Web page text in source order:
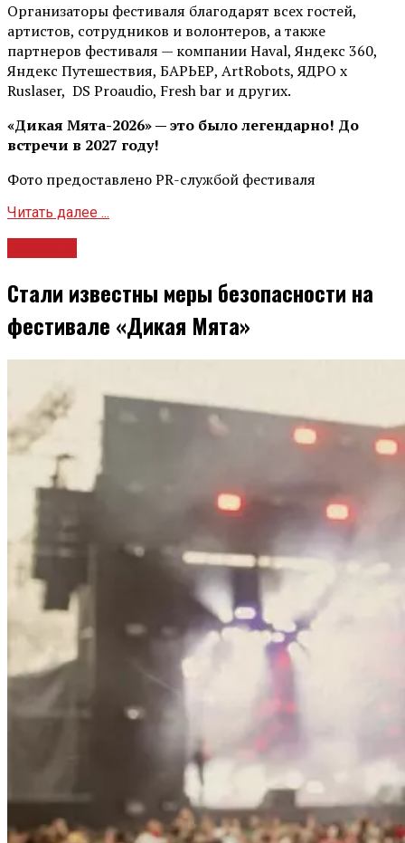
Организаторы фестиваля благодарят всех гостей,
артистов, сотрудников и волонтеров, а также
партнеров фестиваля — компании Haval, Яндекс 360,
Яндекс Путешествия, БАРЬЕР, ArtRobots, ЯДРО х
Ruslaser, DS Proaudio, Fresh bar и других.
«Дикая Мята-2026» — это было легендарно! До
встречи в 2027 году!
Фото предоставлено PR-службой фестиваля
Читать далее ...
Стали известны меры безопасности на
фестивале «Дикая Мята»